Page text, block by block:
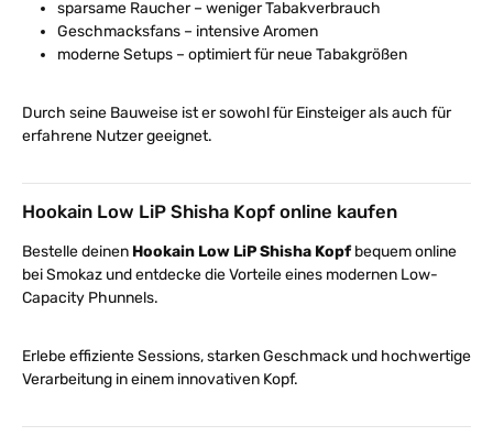
sparsame Raucher – weniger Tabakverbrauch
Geschmacksfans – intensive Aromen
moderne Setups – optimiert für neue Tabakgrößen
Durch seine Bauweise ist er sowohl für Einsteiger als auch für
erfahrene Nutzer geeignet.
Hookain Low LiP Shisha Kopf online kaufen
Bestelle deinen Hookain Low LiP Shisha Kopfbequem online
bei Smokaz und entdecke die Vorteile eines modernen Low-
Capacity Phunnels.
Erlebe effiziente Sessions, starken Geschmack und hochwertige
Verarbeitung in einem innovativen Kopf.